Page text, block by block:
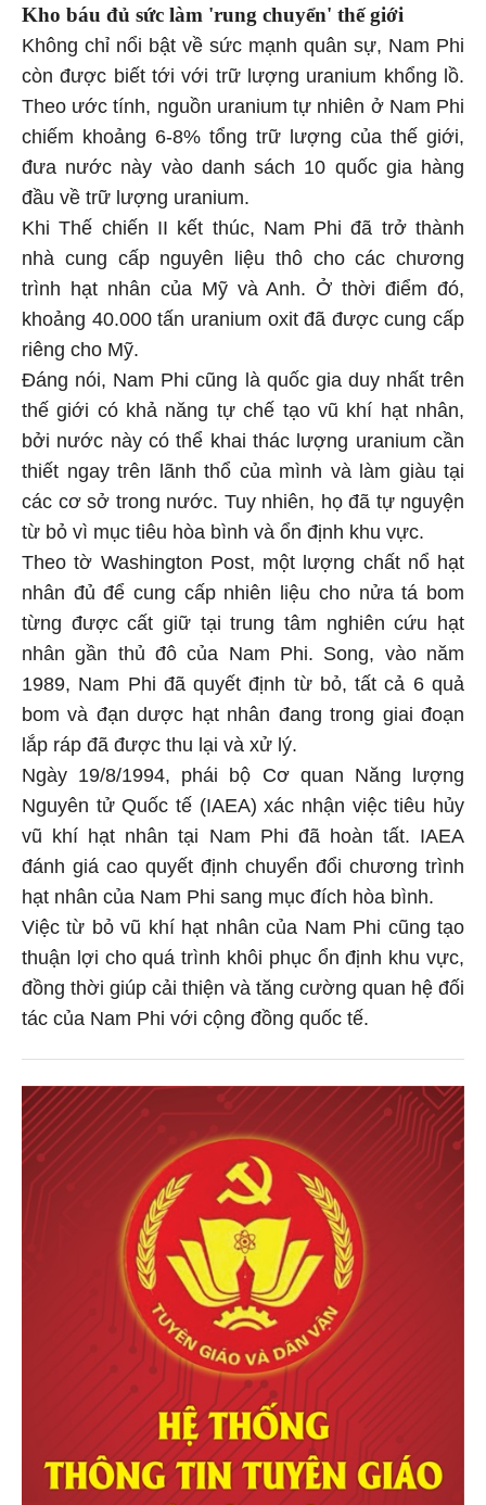
Kho báu đủ sức làm 'rung chuyển' thế giới
Không chỉ nổi bật về sức mạnh quân sự, Nam Phi
còn được biết tới với trữ lượng uranium khổng lồ.
Theo ước tính, nguồn uranium tự nhiên ở Nam Phi
chiếm khoảng 6-8% tổng trữ lượng của thế giới,
đưa nước này vào danh sách 10 quốc gia hàng
đầu về trữ lượng uranium.
Khi Thế chiến II kết thúc, Nam Phi đã trở thành
nhà cung cấp nguyên liệu thô cho các chương
trình hạt nhân của Mỹ và Anh. Ở thời điểm đó,
khoảng 40.000 tấn uranium oxit đã được cung cấp
riêng cho Mỹ.
Đáng nói, Nam Phi cũng là quốc gia duy nhất trên
thế giới có khả năng tự chế tạo vũ khí hạt nhân,
bởi nước này có thể khai thác lượng uranium cần
thiết ngay trên lãnh thổ của mình và làm giàu tại
các cơ sở trong nước. Tuy nhiên, họ đã tự nguyện
từ bỏ vì mục tiêu hòa bình và ổn định khu vực.
Theo tờ Washington Post, một lượng chất nổ hạt
nhân đủ để cung cấp nhiên liệu cho nửa tá bom
từng được cất giữ tại trung tâm nghiên cứu hạt
nhân gần thủ đô của Nam Phi. Song, vào năm
1989, Nam Phi đã quyết định từ bỏ, tất cả 6 quả
bom và đạn dược hạt nhân đang trong giai đoạn
lắp ráp đã được thu lại và xử lý.
Ngày 19/8/1994, phái bộ Cơ quan Năng lượng
Nguyên tử Quốc tế (IAEA) xác nhận việc tiêu hủy
vũ khí hạt nhân tại Nam Phi đã hoàn tất. IAEA
đánh giá cao quyết định chuyển đổi chương trình
hạt nhân của Nam Phi sang mục đích hòa bình.
Việc từ bỏ vũ khí hạt nhân của Nam Phi cũng tạo
thuận lợi cho quá trình khôi phục ổn định khu vực,
đồng thời giúp cải thiện và tăng cường quan hệ đối
tác của Nam Phi với cộng đồng quốc tế.